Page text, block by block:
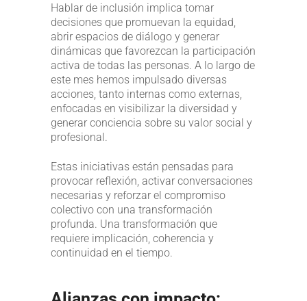
Hablar de inclusión implica tomar
decisiones que promuevan la equidad,
abrir espacios de diálogo y generar
dinámicas que favorezcan la participación
activa de todas las personas. A lo largo de
este mes hemos impulsado diversas
acciones, tanto internas como externas,
enfocadas en visibilizar la diversidad y
generar conciencia sobre su valor social y
profesional.
Estas iniciativas están pensadas para
provocar reflexión, activar conversaciones
necesarias y reforzar el compromiso
colectivo con una transformación
profunda. Una transformación que
requiere implicación, coherencia y
continuidad en el tiempo.